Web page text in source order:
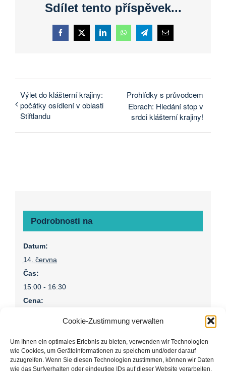
Cookie-Zustimmung verwalten
Um Ihnen ein optimales Erlebnis zu bieten, verwenden wir Technologien
wie Cookies, um Geräteinformationen zu speichern und/oder darauf
zuzugreifen. Wenn Sie diesen Technologien zustimmen, können wir Daten
wie das Surfverhalten oder eindeutige IDs auf dieser Website verarbeiten.
Sdílet tento příspěvek...
Facebook
X LinkedInWhatsAppTelegram
E-
mail
Výlet do klášterní krajiny:
počátky osídlení v oblasti
Stiftlandu
Prohlídky s průvodcem
Ebrach: Hledání stop v
srdci klášterní krajiny!
Podrobnosti na
Datum:
14. června
Čas:
15:00 - 16:30
Cena:
cisterscapes,Ebrach,partner,Poradenství
Webové stránky:
https://cisterscapes.eu/partnerstaette-ebrach/